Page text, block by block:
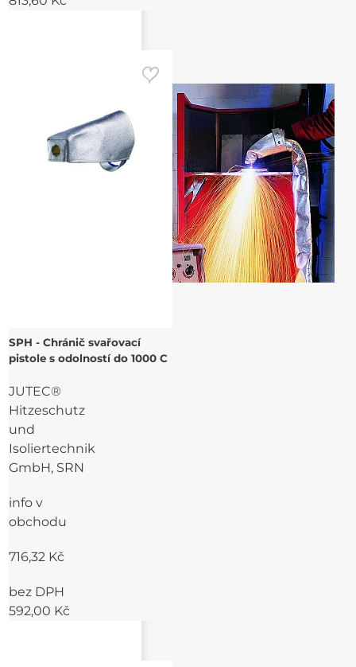
SPH - Chránič svařovací
pistole s odolností do 1000 C
JUTEC®
Hitzeschutz
und
Isoliertechnik
GmbH, SRN
info v
obchodu
716,32 Kč
bez DPH
592,00 Kč